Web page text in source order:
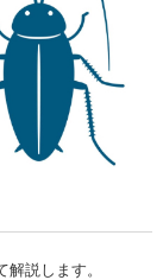
説します。